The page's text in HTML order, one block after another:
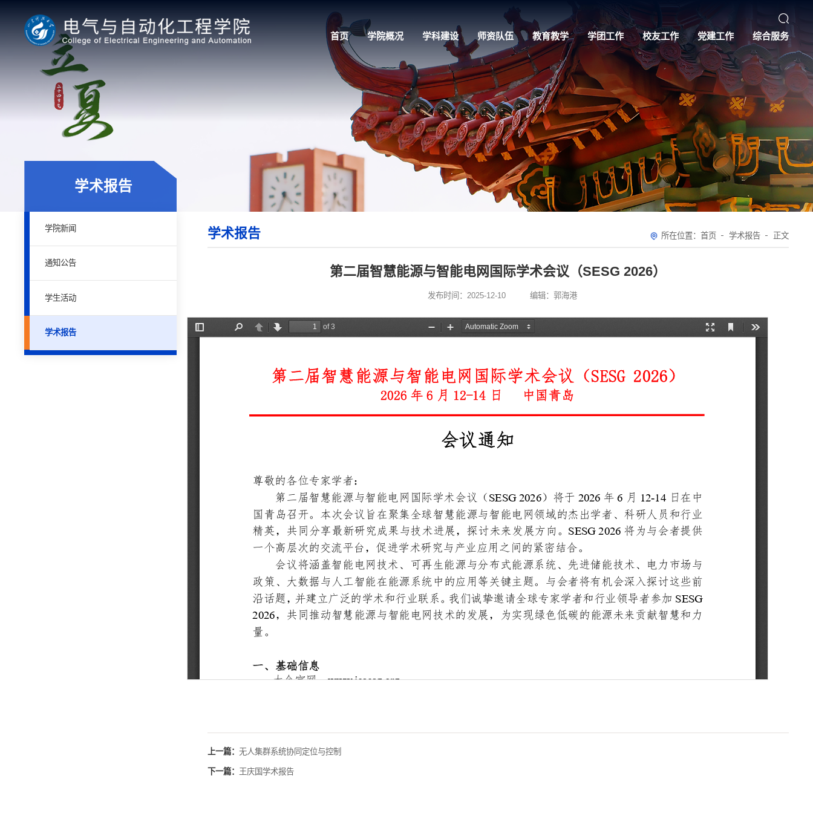
首页 学院概况 学科建设 师资队伍 教育教学 学团工作 校友工作 党建工作 综合服务
学术报告
学院新闻
通知公告
学生活动
学术报告
学术报告 所在位置： 首页 学术报告 正文
第二届智慧能源与智能电网国际学术会议（SESG 2026）
发布时间：2025-12-10 编辑：郭海港
上一篇： 无人集群系统协同定位与控制
下一篇： 王庆国学术报告